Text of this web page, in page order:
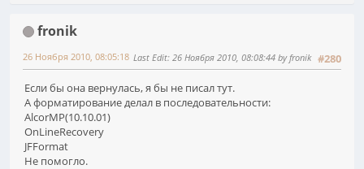
fronik
#280
26 Ноября 2010, 08:05:18 Last Edit: 26 Ноября 2010, 08:08:44 by fronik
Если бы она вернулась, я бы не писал тут.
А форматирование делал в последовательности:
AlcorMP(10.10.01)
OnLineRecovery
JFFormat
Не помогло.